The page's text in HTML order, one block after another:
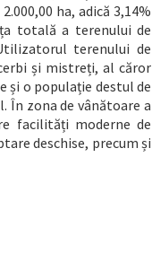
ha, adică 3,14%
totală a terenului de
terenului de
și mistreți, al căror
și o populație destul de
În zona de vânătoare a
facilități moderne de
deschise, precum și